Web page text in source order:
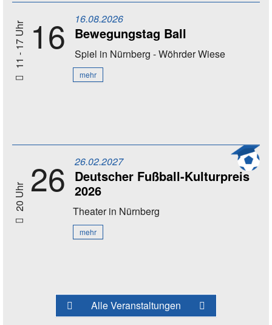
11 - 17 Uhr 16 16.08.2026
Bewegungstag Ball
Spiel in Nürnberg - Wöhrder Wiese
mehr
20 Uhr 26 26.02.2027
Deutscher Fußball-Kulturpreis
2026
Theaterin Nürnberg
mehr
Alle Veranstaltungen